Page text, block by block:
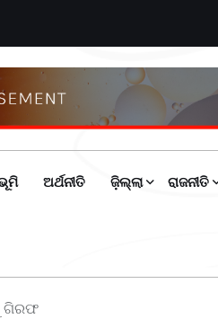
ଅର୍ଥନୀତି ଜ଼ିଲ୍ଲା ରାଜନୀତି
ଗିରଫ